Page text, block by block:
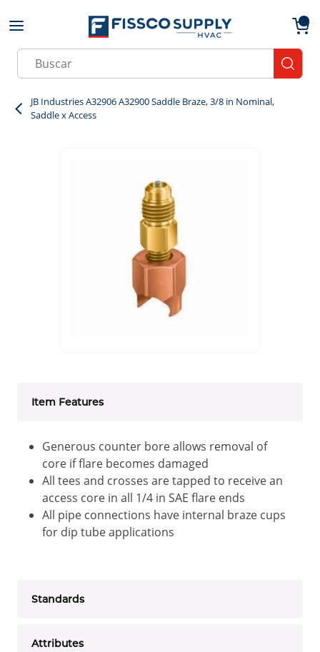
Skip to main content
Site Search
JB Industries A32906 A32900 Saddle Braze, 3/8 in Nominal,
Saddle x Access
Item Features
Generous counter bore allows removal of
core if flare becomes damaged
All tees and crosses are tapped to receive an
access core in all 1/4 in SAE flare ends
All pipe connections have internal braze cups
for dip tube applications
Standards
Attributes